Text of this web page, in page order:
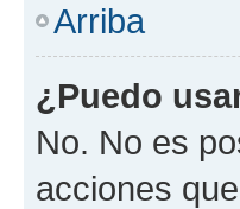
Arriba
¿Puedo
No. No es
acciones